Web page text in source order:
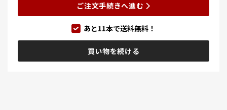
ご注文手続きへ進む
あと11本で送料無料！
買い物を続ける